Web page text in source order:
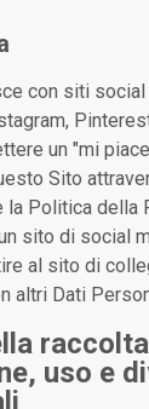
con siti
un "mi
Sito
la Politica della
sito di social
al sito di
altri Dati
uso e